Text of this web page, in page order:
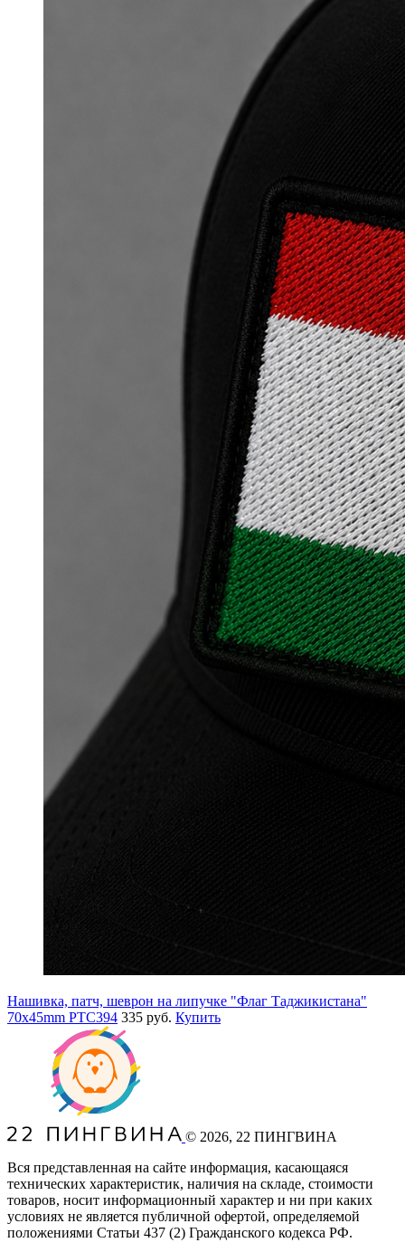
Нашивка, патч, шеврон на липучке "Флаг Таджикистана"
70x45mm PTC394 335 руб. Купить
© 2026, 22 ПИНГВИНА
Вся представленная на сайте информация, касающаяся
технических характеристик, наличия на складе, стоимости
товаров, носит информационный характер и ни при каких
условиях не является публичной офертой, определяемой
положениями Статьи 437 (2) Гражданского кодекса РФ.